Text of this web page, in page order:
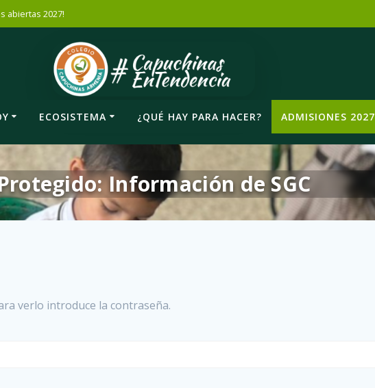
abiertas 2027!
ECOSISTEMA ¿QUÉ HAY PARA HACER? ADMISIONES 2027
Información de SGC
verlo introduce la contraseña.